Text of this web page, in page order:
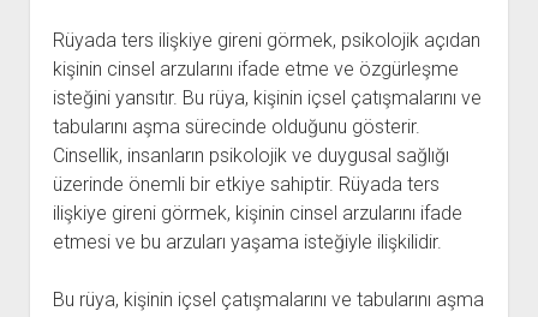
Rüyada ters ilişkiye gireni görmek, psikolojik açıdan
kişinin cinsel arzularını ifade etme ve özgürleşme
isteğini yansıtır. Bu rüya, kişinin içsel çatışmalarını ve
tabularını aşma sürecinde olduğunu gösterir.
Cinsellik, insanların psikolojik ve duygusal sağlığı
üzerinde önemli bir etkiye sahiptir. Rüyada ters
ilişkiye gireni görmek, kişinin cinsel arzularını ifade
etmesi ve bu arzuları yaşama isteğiyle ilişkilidir.
Bu rüya, kişinin içsel çatışmalarını ve tabularını aşma